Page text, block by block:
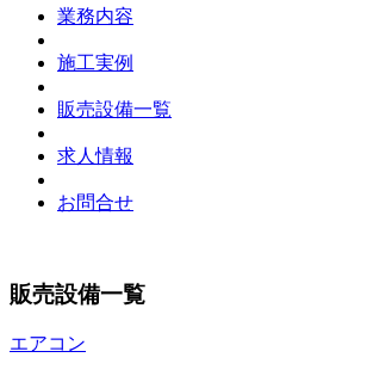
業務内容
施工実例
販売設備一覧
求人情報
お問合せ
販売設備一覧
エアコン